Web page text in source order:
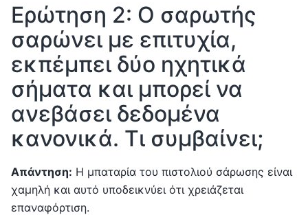
Ερώτηση 2: Ο σαρωτής
σαρώνει με επιτυχία,
εκπέμπει δύο ηχητικά
σήματα και μπορεί να
ανεβάσει δεδομένα
κανονικά. Τι συμβαίνει;
Απάντηση: Η μπαταρία του πιστολιού σάρωσης είναι
χαμηλή και αυτό υποδεικνύει ότι χρειάζεται
επαναφόρτιση.